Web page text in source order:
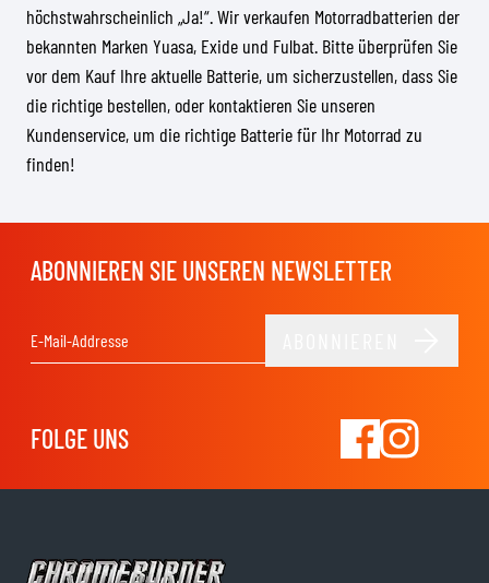
höchstwahrscheinlich „Ja!“. Wir verkaufen Motorradbatterien der
bekannten Marken Yuasa, Exide und Fulbat. Bitte überprüfen Sie
vor dem Kauf Ihre aktuelle Batterie, um sicherzustellen, dass Sie
die richtige bestellen, oder kontaktieren Sie unseren
Kundenservice, um die richtige Batterie für Ihr Motorrad zu
finden!
ABONNIEREN SIE UNSEREN NEWSLETTER
FOLGE UNS